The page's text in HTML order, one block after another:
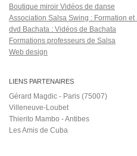
Boutique miroir Vidéos de danse
Association Salsa Swing : Formation
dvd Bachata : Vidéos de Bachata
Formations professeurs de Salsa
Web design
LIENS PARTENAIRES
Gérard Magdic - Paris (75007)
Villeneuve-Loubet
Thierito Mambo - Antibes
Les Amis de Cuba